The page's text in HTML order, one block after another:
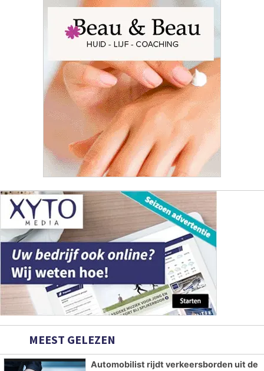
MEEST GELEZEN
Automobilist rijdt verkeersborden uit de